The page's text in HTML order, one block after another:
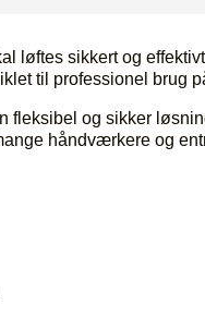
løftes sikkert og
til professionel brug
fleksibel og sikker
håndværkere og